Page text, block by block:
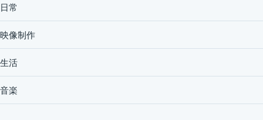
日常
映像制作
生活
音楽